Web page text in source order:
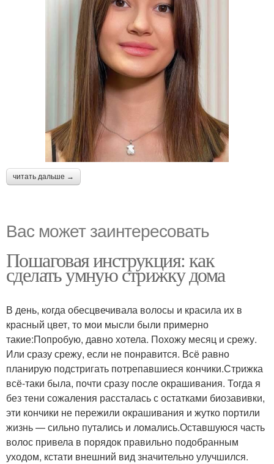
читать дальше →
Вас может заинтересовать
Пошаговая инструкция: как
сделать умную стрижку дома
В день, когда обесцвечивала волосы и красила их в
красный цвет, то мои мысли были примерно
такие:Попробую, давно хотела. Похожу месяц и срежу.
Или сразу срежу, если не понравится. Всё равно
планирую подстригать потрепавшиеся кончики.Стрижка
всё-таки была, почти сразу после окрашивания. Тогда я
без тени сожаления рассталась с остатками биозавивки,
эти кончики не пережили окрашивания и жутко портили
жизнь — сильно путались и ломались.Оставшуюся часть
волос привела в порядок правильно подобранным
уходом, кстати внешний вид значительно улучшился.